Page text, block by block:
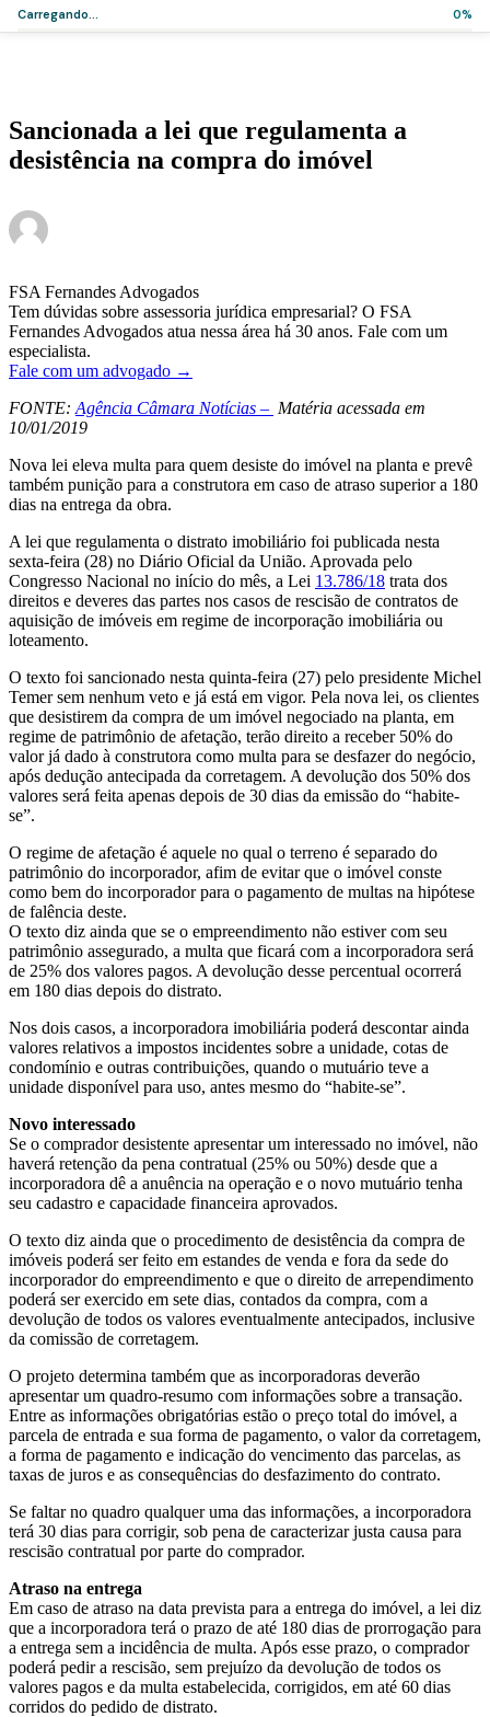
Home>Artigos
Sancionada a lei que regulamenta a desistência na compra
do imóvel
Sancionada a lei que regulamenta a
desistência na compra do imóvel
Carregando... 0%
FSA Fernandes Advogados
Tem dúvidas sobre assessoria jurídica empresarial? O FSA
Fernandes Advogados atua nessa área há 30 anos. Fale com um
especialista.
Fale com um advogado →
FONTE: Agência Câmara Notícias – Matéria acessada em
10/01/2019
Nova lei eleva multa para quem desiste do imóvel na planta e prevê
também punição para a construtora em caso de atraso superior a 180
dias na entrega da obra.
A lei que regulamenta o distrato imobiliário foi publicada nesta
sexta-feira (28) no Diário Oficial da União. Aprovada pelo
Congresso Nacional no início do mês, a Lei 13.786/18 trata dos
direitos e deveres das partes nos casos de rescisão de contratos de
aquisição de imóveis em regime de incorporação imobiliária ou
loteamento.
O texto foi sancionado nesta quinta-feira (27) pelo presidente Michel
Temer sem nenhum veto e já está em vigor. Pela nova lei, os clientes
que desistirem da compra de um imóvel negociado na planta, em
regime de patrimônio de afetação, terão direito a receber 50% do
valor já dado à construtora como multa para se desfazer do negócio,
após dedução antecipada da corretagem. A devolução dos 50% dos
valores será feita apenas depois de 30 dias da emissão do “habite-
se”.
O regime de afetação é aquele no qual o terreno é separado do
patrimônio do incorporador, afim de evitar que o imóvel conste
como bem do incorporador para o pagamento de multas na hipótese
de falência deste.
O texto diz ainda que se o empreendimento não estiver com seu
patrimônio assegurado, a multa que ficará com a incorporadora será
de 25% dos valores pagos. A devolução desse percentual ocorrerá
em 180 dias depois do distrato.
Nos dois casos, a incorporadora imobiliária poderá descontar ainda
valores relativos a impostos incidentes sobre a unidade, cotas de
condomínio e outras contribuições, quando o mutuário teve a
unidade disponível para uso, antes mesmo do “habite-se”.
Novo interessado
Se o comprador desistente apresentar um interessado no imóvel, não
haverá retenção da pena contratual (25% ou 50%) desde que a
incorporadora dê a anuência na operação e o novo mutuário tenha
seu cadastro e capacidade financeira aprovados.
O texto diz ainda que o procedimento de desistência da compra de
imóveis poderá ser feito em estandes de venda e fora da sede do
incorporador do empreendimento e que o direito de arrependimento
poderá ser exercido em sete dias, contados da compra, com a
devolução de todos os valores eventualmente antecipados, inclusive
da comissão de corretagem.
O projeto determina também que as incorporadoras deverão
apresentar um quadro-resumo com informações sobre a transação.
Entre as informações obrigatórias estão o preço total do imóvel, a
parcela de entrada e sua forma de pagamento, o valor da corretagem,
a forma de pagamento e indicação do vencimento das parcelas, as
taxas de juros e as consequências do desfazimento do contrato.
Se faltar no quadro qualquer uma das informações, a incorporadora
terá 30 dias para corrigir, sob pena de caracterizar justa causa para
rescisão contratual por parte do comprador.
Atraso na entrega
Em caso de atraso na data prevista para a entrega do imóvel, a lei diz
que a incorporadora terá o prazo de até 180 dias de prorrogação para
a entrega sem a incidência de multa. Após esse prazo, o comprador
poderá pedir a rescisão, sem prejuízo da devolução de todos os
valores pagos e da multa estabelecida, corrigidos, em até 60 dias
corridos do pedido de distrato.